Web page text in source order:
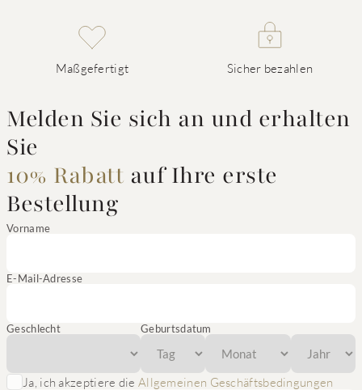
Maßgefertigt Sicher bezahlen
Melden Sie sich an und erhalten
Sie
10% Rabatt auf Ihre erste
Bestellung
Vorname
E-Mail-Adresse
Geschlecht Geburtsdatum
Ja, ich akzeptiere die Allgemeinen Geschäftsbedingungen